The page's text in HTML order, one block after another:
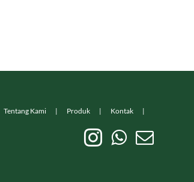
Tentang Kami Produk Kontak